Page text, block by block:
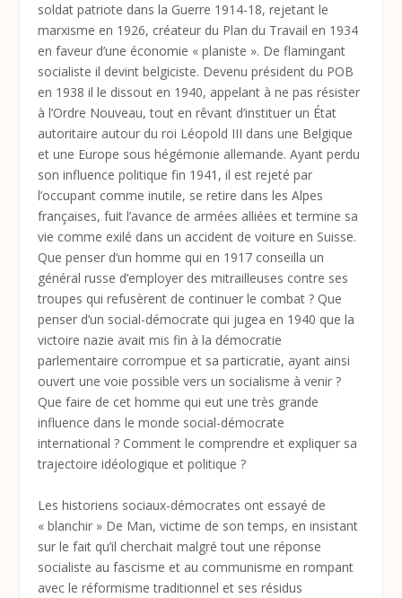
soldat patriote dans la Guerre 1914-18, rejetant le
marxisme en 1926, créateur du Plan du Travail en 1934
en faveur d’une économie « planiste ». De flamingant
socialiste il devint belgiciste. Devenu président du POB
en 1938 il le dissout en 1940, appelant à ne pas résister
à l’Ordre Nouveau, tout en rêvant d’instituer un État
autoritaire autour du roi Léopold III dans une Belgique
et une Europe sous hégémonie allemande. Ayant perdu
son influence politique fin 1941, il est rejeté par
l’occupant comme inutile, se retire dans les Alpes
françaises, fuit l’avance de armées alliées et termine sa
vie comme exilé dans un accident de voiture en Suisse.
Que penser d’un homme qui en 1917 conseilla un
général russe d’employer des mitrailleuses contre ses
troupes qui refusèrent de continuer le combat ? Que
penser d’un social-démocrate qui jugea en 1940 que la
victoire nazie avait mis fin à la démocratie
parlementaire corrompue et sa particratie, ayant ainsi
ouvert une voie possible vers un socialisme à venir ?
Que faire de cet homme qui eut une très grande
influence dans le monde social-démocrate
international ? Comment le comprendre et expliquer sa
trajectoire idéologique et politique ?
Les historiens sociaux-démocrates ont essayé de
« blanchir » De Man, victime de son temps, en insistant
sur le fait qu’il cherchait malgré tout une réponse
socialiste au fascisme et au communisme en rompant
avec le réformisme traditionnel et ses résidus